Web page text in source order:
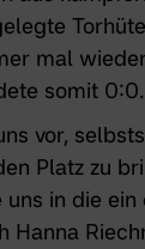
mal
somit 0:0.
vor,
Platz zu
in die
Hanna